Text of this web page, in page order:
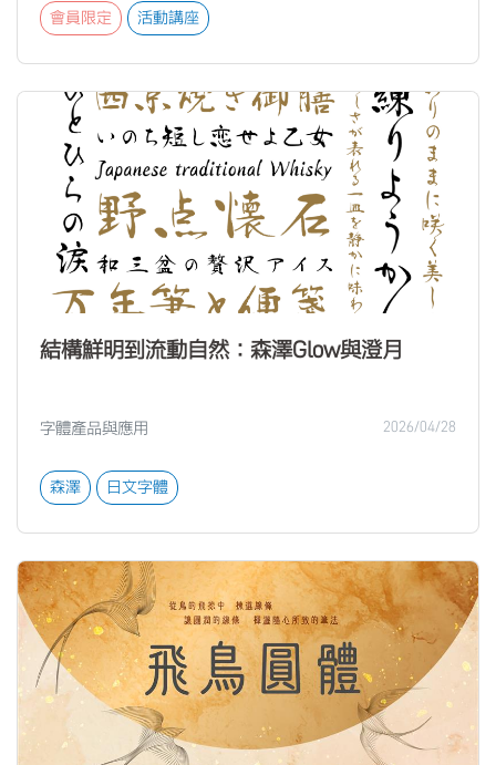
會員限定 活動講座
結構鮮明到流動自然：森澤Glow與澄月
字體產品與應用 2026/04/28
森澤 日文字體